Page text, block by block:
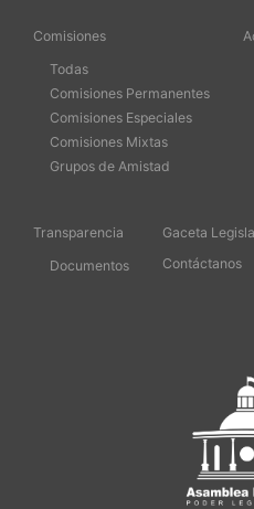
Comisiones
Todas
Comisiones Permanentes
Comisiones Especiales
Comisiones Mixtas
Grupos de Amistad
Transparencia
Documentos
Gaceta
Contáctanos